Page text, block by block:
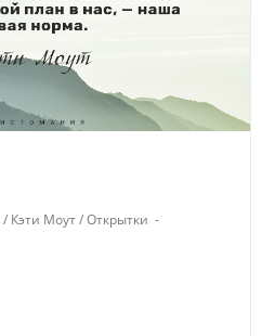
/ Кэти Моут / Открытки